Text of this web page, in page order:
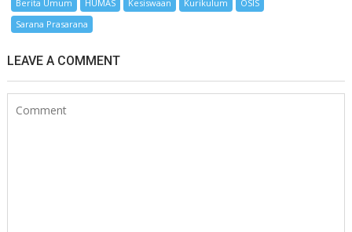
Berita Umum HUMAS Kesiswaan Kurikulum
OSIS
Sarana Prasarana
LEAVE A COMMENT